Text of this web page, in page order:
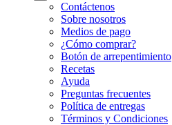
Contáctenos
Sobre nosotros
Medios de pago
¿Cómo comprar?
Botón de arrepentimiento
Recetas
Ayuda
Preguntas frecuentes
Política de entregas
Términos y Condiciones